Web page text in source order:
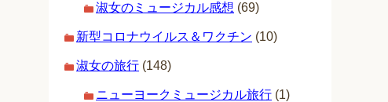
淑女のミュージカル感想 (69)
新型コロナウイルス＆ワクチン (10)
淑女の旅行 (148)
ニューヨークミュージカル旅行 (1)